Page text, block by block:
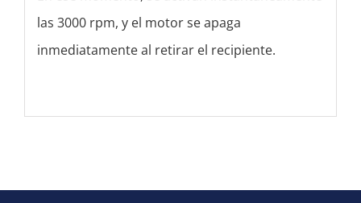
las 3000 rpm, y el motor se apaga
inmediatamente al retirar el recipiente.